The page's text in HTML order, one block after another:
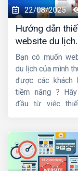
thương hiệu
uy tín, cải
hạng tìm kiếm,
mở rộng quy mô
doanh một cách
vững và hiệu quả.
22/08/2025
Hướng dẫn
website du lịch
đẹp và chuyên
nghiệp
Bạn có muốn
du lịch của mình
được các khách
tiềm năng ? Hãy
đầu từ việc
Trong bài viết
Công ty
xinhướng dẫn